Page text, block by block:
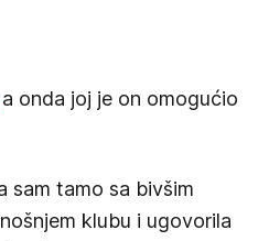
a onda joj je on omogućio
sam tamo sa bivšim
klubu i ugovorila